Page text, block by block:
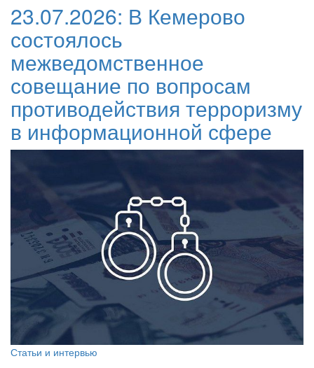
23.07.2026: В Кемерово
состоялось
межведомственное
совещание по вопросам
противодействия терроризму
в информационной сфере
Статьи и интервью